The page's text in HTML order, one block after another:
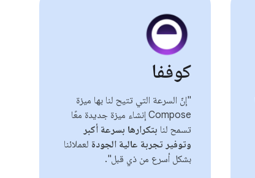
كوففا
"إنّ السرعة التي تتيح لنا بها ميزة
Compose إنشاء ميزة جديدة معًا
تسمح لنا بتكرارها بسرعة أكبر
وتوفير تجربة عالية الجودة لعملائنا
بشكل أسرع من ذي قبل".